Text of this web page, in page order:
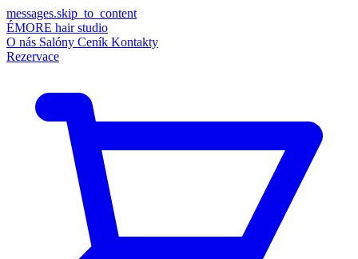
messages.skip_to_content
ÉMORE hair studio
O nás Salóny Ceník Kontakty
Rezervace